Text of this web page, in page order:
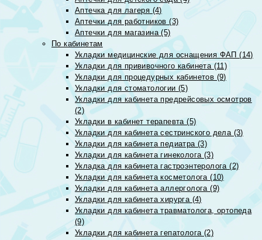
Аптечка для лагеря (4)
Аптечки для работников (3)
Аптечки для магазина (5)
По кабинетам
Укладки медицинские для оснащения ФАП (14)
Укладки для прививочного кабинета (11)
Укладки для процедурных кабинетов (9)
Укладки для стоматологии (5)
Укладки для кабинета предрейсовых осмотров
(2)
Укладки в кабинет терапевта (5)
Укладки для кабинета сестринского дела (3)
Укладки для кабинета педиатра (3)
Укладки для кабинета гинеколога (3)
Укладка для кабинета гастроэнтеролога (2)
Укладки для кабинета косметолога (10)
Укладки для кабинета аллерголога (9)
Укладки для кабинета хирурга (4)
Укладки для кабинета травматолога, ортопеда
(9)
Укладки для кабинета гепатолога (2)